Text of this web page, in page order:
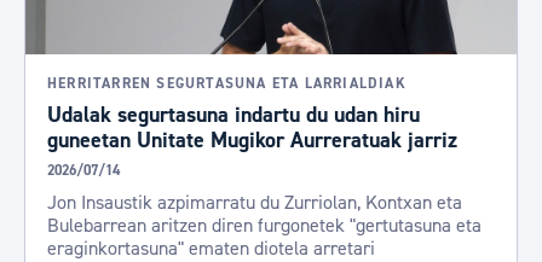
HERRITARREN SEGURTASUNA ETA LARRIALDIAK
Udalak segurtasuna indartu du udan hiru
guneetan Unitate Mugikor Aurreratuak jarriz
2026/07/14
Jon Insaustik azpimarratu du Zurriolan, Kontxan eta
Bulebarrean aritzen diren furgonetek "gertutasuna eta
eraginkortasuna" ematen diotela arretari